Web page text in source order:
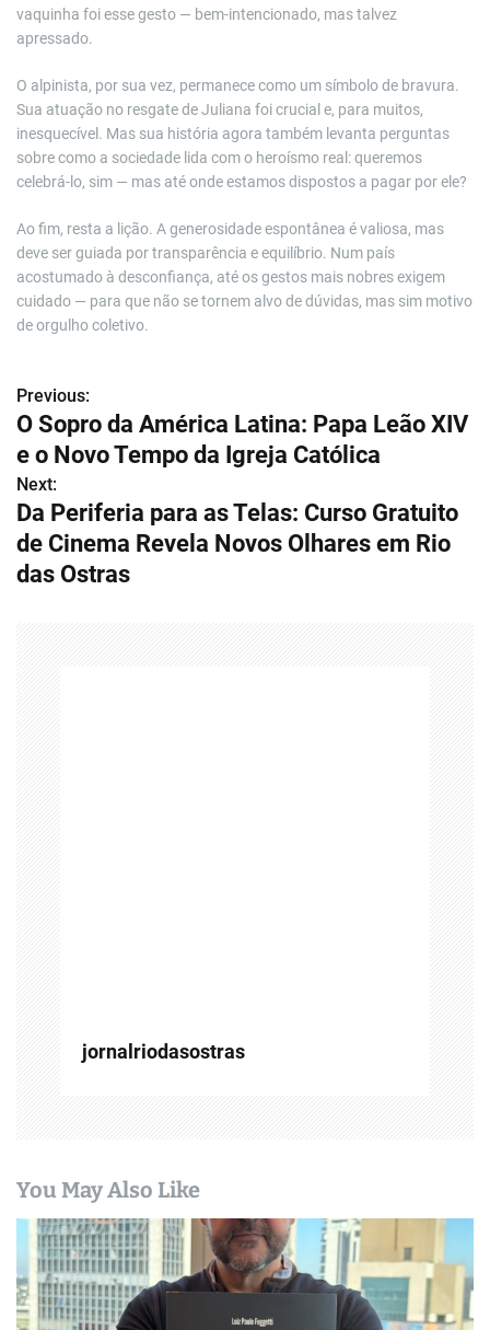
vaquinha foi esse gesto — bem-intencionado, mas talvez
apressado.
O alpinista, por sua vez, permanece como um símbolo de bravura.
Sua atuação no resgate de Juliana foi crucial e, para muitos,
inesquecível. Mas sua história agora também levanta perguntas
sobre como a sociedade lida com o heroísmo real: queremos
celebrá-lo, sim — mas até onde estamos dispostos a pagar por ele?
Ao fim, resta a lição. A generosidade espontânea é valiosa, mas
deve ser guiada por transparência e equilíbrio. Num país
acostumado à desconfiança, até os gestos mais nobres exigem
cuidado — para que não se tornem alvo de dúvidas, mas sim motivo
de orgulho coletivo.
N
a
v
e
g
Previous:
O Sopro da América Latina: Papa Leão XIV
e o Novo Tempo da Igreja Católica
Next:
Da Periferia para as Telas: Curso Gratuito
de Cinema Revela Novos Olhares em Rio
das Ostras
jornalriodasostras
You May Also Like